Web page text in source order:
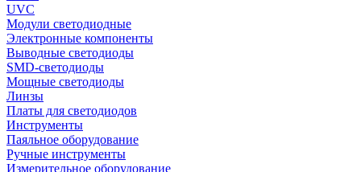
UVC
Модули светодиодные
Электронные компоненты
Выводные светодиоды
SMD-светодиоды
Мощные светодиоды
Линзы
Платы для светодиодов
Инструменты
Паяльное оборудование
Ручные инструменты
Измерительное оборудование